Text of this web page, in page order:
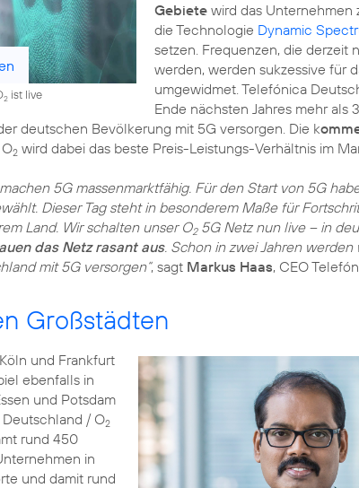
2 ist live
Gebietewird das Unternehmen
die Technologie Dynamic
setzen. Frequenzen, die derzeit
werden, werden sukzessive für
umgewidmet. Telefónica
Ende nächsten Jahres mehr als
deutschen Bevölkerung mit 5G versorgen. Die k
O2 wird dabei das beste Preis-Leistungs-Verhältnis im
5G massenmarktfähig. Für den Start von 5G
Dieser Tag steht in besonderem Maße für
Land. Wir schalten unser O25G Netz nun live – in
das Netz rasant aus. Schon in zwei Jahren
mit 5G versorgen“, sagt Markus Haas, CEO
Großstädten
und Frankfurt
ebenfalls in
und Potsdam
/ O2
rund 450
in
und damit rund